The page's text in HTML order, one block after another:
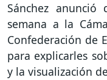
Sánchez
semana a la
Confederación de
para explicarles
y la visualización